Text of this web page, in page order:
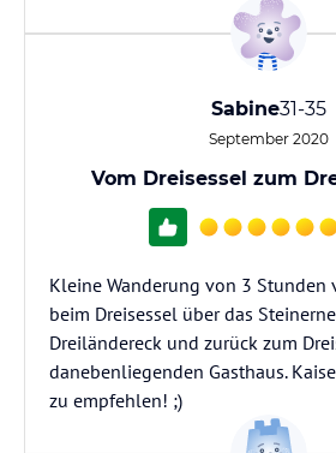
Sabine31-35
September 2020
Vom Dreisessel zum
Kleine Wanderung von 3 Stunden
beim Dreisessel über das
Dreiländereck und zurück zum
danebenliegenden Gasthaus.
zu empfehlen! ;)